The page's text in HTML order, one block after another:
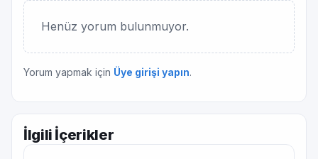
Henüz yorum bulunmuyor.
Yorum yapmak için Üye girişi yapın.
İlgili İçerikler